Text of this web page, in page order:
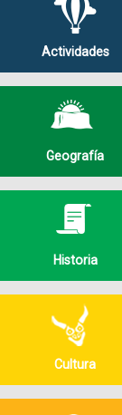
Actividades
Geografía
Historia
Cultura